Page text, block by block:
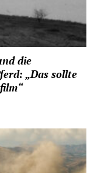
die
„Das sollte